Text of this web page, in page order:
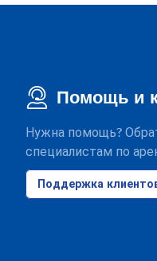
Помощь и
Нужна помощь?
специалистам по
Поддержка